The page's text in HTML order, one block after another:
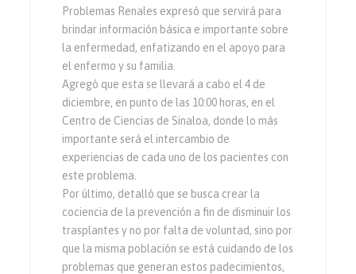
Problemas Renales expresó que servirá para
brindar información básica e importante sobre
la enfermedad, enfatizando en el apoyo para
el enfermo y su familia.
Agregó que esta se llevará a cabo el 4 de
diciembre, en punto de las 10:00 horas, en el
Centro de Ciencias de Sinaloa, donde lo más
importante será el intercambio de
experiencias de cada uno de los pacientes con
este problema.
Por último, detalló que se busca crear la
cociencia de la prevención a fin de disminuir los
trasplantes y no por falta de voluntad, sino por
que la misma población se está cuidando de los
problemas que generan estos padecimientos,